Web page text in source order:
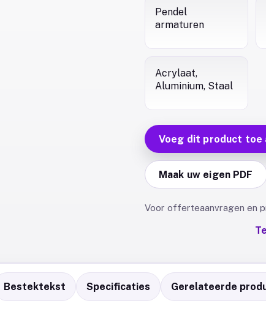
Pendel
armaturen
Acrylaat,
Aluminium, Staal
Voeg dit product toe
Maak uw eigen PDF
Voor offerteaanvragen en
Bestektekst Specificaties Gerelateerde